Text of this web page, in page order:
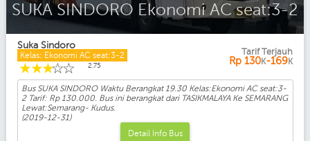
SUKA SINDORO Ekonomi AC seat:3-2
Suka Sindoro
Kelas: Ekonomi AC seat:3-2
☆
☆
☆
☆
☆ 2.75
Tarif Terjauh
Rp 130K-169K
Bus SUKA SINDORO Waktu Berangkat 19.30 Kelas:Ekonomi AC seat:3-
2 Tarif: Rp 130.000. Bus ini berangkat dari TASIKMALAYA Ke SEMARANG
Lewat:Semarang- Kudus.
(2019-12-31)
Detail Info Bus